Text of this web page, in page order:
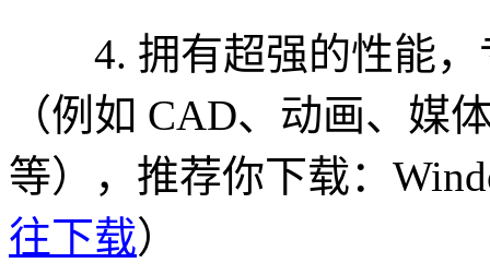
4. 拥有超强的性能，
（例如 CAD、动画、媒
等），推荐你下载：
往下载）